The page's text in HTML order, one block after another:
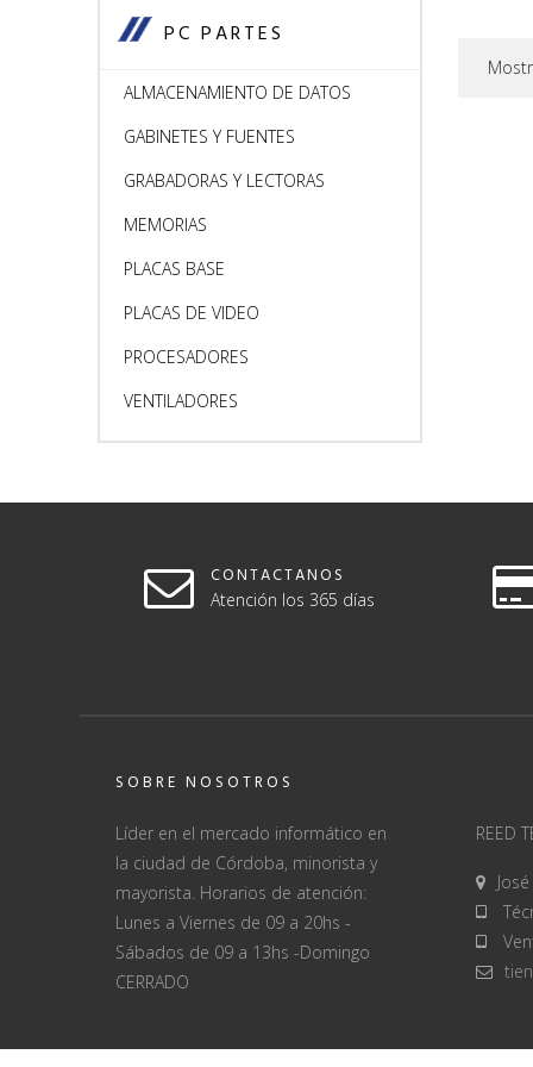
PC PARTES
ALMACENAMIENTO DE DATOS
GABINETES Y FUENTES
GRABADORAS Y LECTORAS
MEMORIAS
PLACAS BASE
PLACAS DE VIDEO
PROCESADORES
VENTILADORES
CONTACTANOS
Atención los 365 días
SOBRE NOSOTROS
Líder en el mercado informático en
la ciudad de Córdoba, minorista y
mayorista. Horarios de atención:
Lunes a Viernes de 09 a 20hs -
Sábados de 09 a 13hs -Domingo
CERRADO
REED